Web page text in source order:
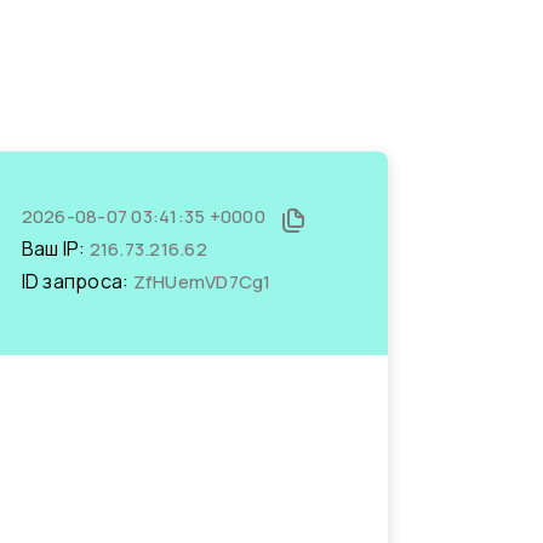
2026-08-07 03:41:35 +0000
Ваш IP: 216.73.216.62
ID запроса: ZfHUemVD7Cg1